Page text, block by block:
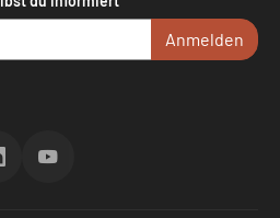
Anmelden
YouTube